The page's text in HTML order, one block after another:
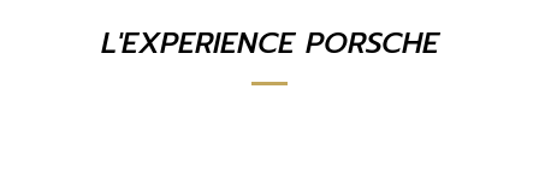
L'EXPERIENCE PORSCHE